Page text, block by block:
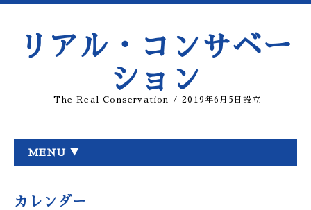
リアル・コンサベー
ション
The Real Conservation / 2019年6月5日設立
MENU ▼
カレンダー